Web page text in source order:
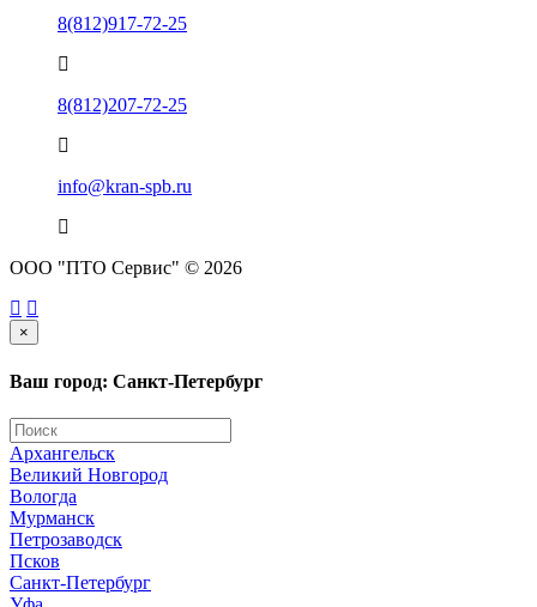
8(812)917-72-25
8(812)207-72-25
info@kran-spb.ru
ООО "ПТО Сервис" © 2026
×
Ваш город: Санкт-Петербург
Архангельск
Великий Новгород
Вологда
Мурманск
Петрозаводск
Псков
Санкт-Петербург